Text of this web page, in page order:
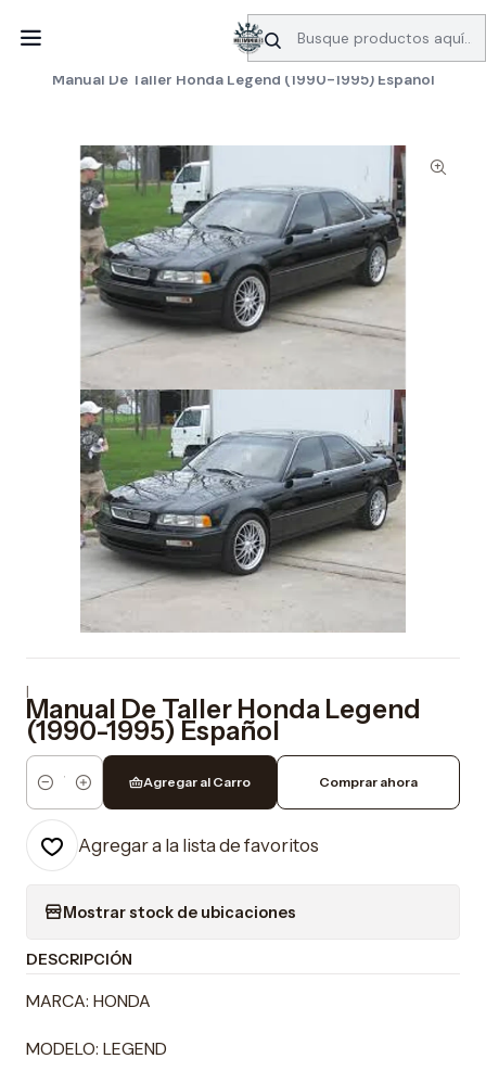
SERVICIO DE BÚSQUEDA DE INFORMACIÓN AUTOMOTRIZ
Manuales de taller Honda
Manual De Taller Honda Legend (1990-1995) Español
|
Manual De Taller Honda Legend
(1990-1995) Español
Cantidad
Agregar al Carro Comprar ahora
Agregar a la lista de favoritos
Mostrar stock de ubicaciones
DESCRIPCIÓN
MARCA: HONDA
MODELO: LEGEND